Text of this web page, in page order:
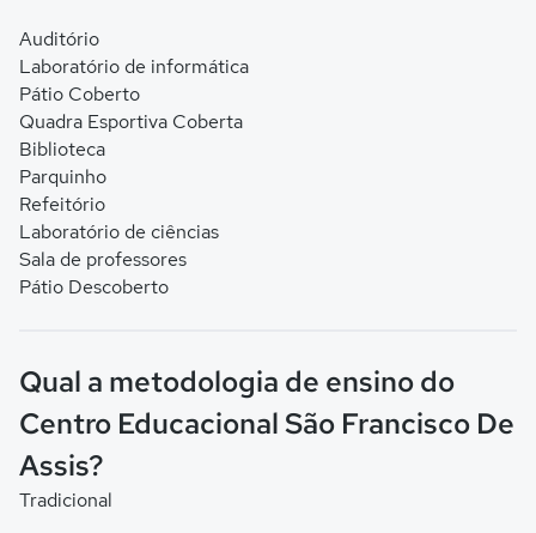
Auditório
Laboratório de informática
Pátio Coberto
Quadra Esportiva Coberta
Biblioteca
Parquinho
Refeitório
Laboratório de ciências
Sala de professores
Pátio Descoberto
Qual a metodologia de ensino do
Centro Educacional São Francisco De
Assis?
Tradicional